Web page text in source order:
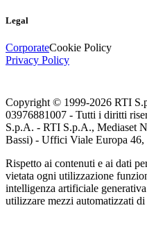
Legal
CorporateCookie Policy
Privacy Policy
Copyright © 1999-2026 RTI
03976881007 - Tutti i diritti
S.p.A. - RTI S.p.A., Mediaset
Bassi) - Uffici Viale Europa
Rispetto ai contenuti e ai dati
vietata ogni utilizzazione
intelligenza artificiale
utilizzare mezzi automatizzati di